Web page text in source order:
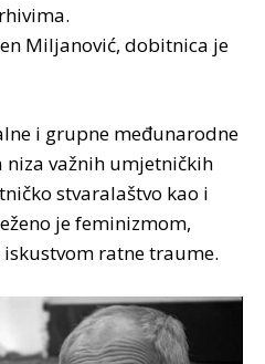
Miljanović, dobitnica je
i grupne međunarodne
niza važnih umjetničkih
stvaralaštvo kao i
je feminizmom,
ratne traume.